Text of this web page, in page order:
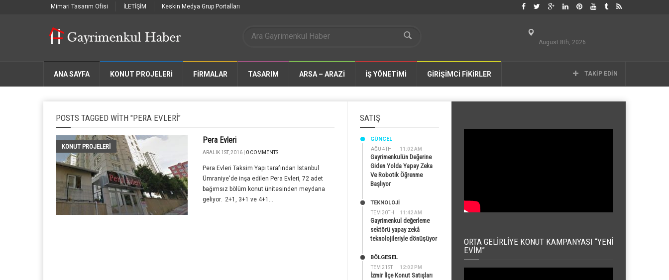
Mimari Tasarım Ofisi İLETİŞİM Keskin Medya Grup Portalları
August 8th, 2026
ANA SAYFA KONUT PROJELERİ FIRMALAR TASARIM ARSA – ARAZİ İŞ YÖNETİMİ GİRİŞİMCİ FİKİRLER TAKIP EDIN
POSTS TAGGED WITH "PERA EVLERI"
KONUT PROJELERI
Pera Evleri
ARALIK 1ST, 2016 | 0 COMMENTS
Pera Evleri Taksim Yapı tarafından İstanbul
Ümraniye'de inşa edilen Pera Evleri, 72 adet
bağımsız bölüm konut ünitesinden meydana
geliyor. 2+1, 3+1 ve 4+1...
SATIŞ
AĞU 4TH 11:02 AM
GÜNCEL
Gayrimenkulün Değerine
Giden Yolda Yapay Zeka
Ve Robotik Öğrenme
Başlıyor
TEM 30TH 11:42 AM
TEKNOLOJİ
Gayrimenkul değerleme
sektörü yapay zekâ
teknolojileriyle dönüşüyor
TEM 21ST 12:02 PM
BÖLGESEL
İzmir İlçe Konut Satışları
ORTA GELIRLIYE KONUT KAMPANYASI “YENI
EVIM”